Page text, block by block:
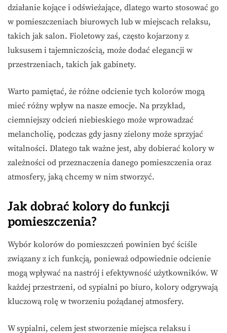
działanie kojące i odświeżające, dlatego warto stosować go
w pomieszczeniach biurowych lub w miejscach relaksu,
takich jak salon. Fioletowy zaś, często kojarzony z
luksusem i tajemniczością, może dodać elegancji w
przestrzeniach, takich jak gabinety.
Warto pamiętać, że różne odcienie tych kolorów mogą
mieć różny wpływ na nasze emocje. Na przykład,
ciemniejszy odcień niebieskiego może wprowadzać
melancholię, podczas gdy jasny zielony może sprzyjać
witalności. Dlatego tak ważne jest, aby dobierać kolory w
zależności od przeznaczenia danego pomieszczenia oraz
atmosfery, jaką chcemy w nim stworzyć.
Jak dobrać kolory do funkcji
pomieszczenia?
Wybór kolorów do pomieszczeń powinien być ściśle
związany z ich funkcją, ponieważ odpowiednie odcienie
mogą wpływać na nastrój i efektywność użytkowników. W
każdej przestrzeni, od sypialni po biuro, kolory odgrywają
kluczową rolę w tworzeniu pożądanej atmosfery.
W sypialni, celem jest stworzenie miejsca relaksu i